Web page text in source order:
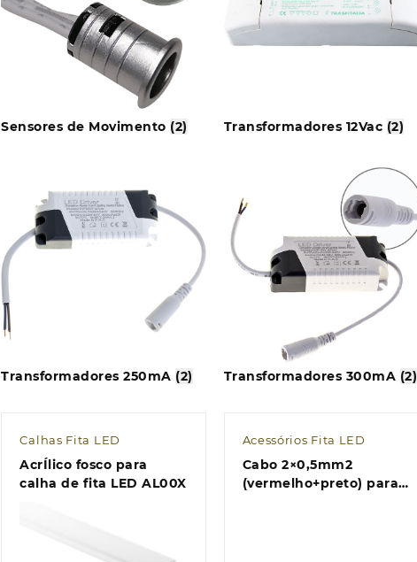
Sensores de Movimento (2) Transformadores 12Vac (2)
Transformadores 250mA (2) Transformadores 300mA (2)
Calhas Fita LED
AcrÍlico fosco para
calha de fita LED AL00X
Acessórios Fita LED
Cabo 2×0,5mm2
(vermelho+preto) para